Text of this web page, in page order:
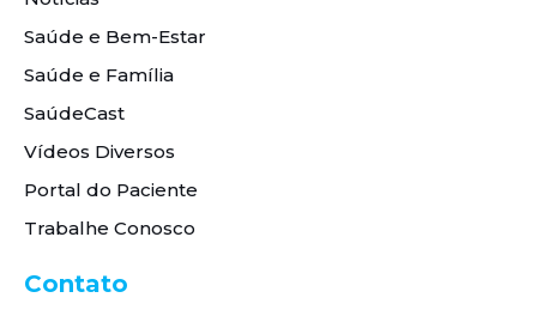
Saúde e Bem-Estar
Saúde e Família
SaúdeCast
Vídeos Diversos
Portal do Paciente
Trabalhe Conosco
Contato